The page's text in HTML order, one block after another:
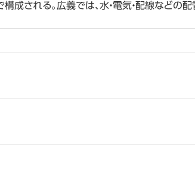
される。広義では、水・電気・配線などの